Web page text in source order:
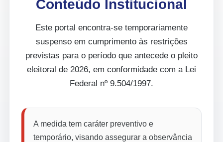
Conteúdo Institucional
Este portal encontra-se temporariamente
suspenso em cumprimento às restrições
previstas para o período que antecede o pleito
eleitoral de 2026, em conformidade com a Lei
Federal nº 9.504/1997.
A medida tem caráter preventivo e
temporário, visando assegurar a observância